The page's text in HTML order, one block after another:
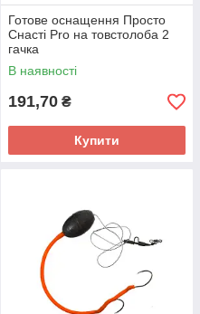
Готове оснащення Просто
Снасті Pro на товстолоба 2
гачка
В наявності
191,70 ₴
Купити